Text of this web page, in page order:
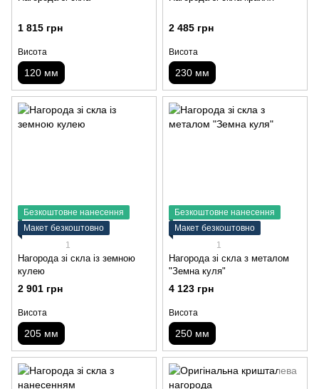
1 815 грн
Висота
120 мм
2 485 грн
Висота
230 мм
Безкоштовне нанесення
Макет безкоштовно
1
Нагорода зі скла із земною
кулею
2 901 грн
Висота
205 мм
Безкоштовне нанесення
Макет безкоштовно
1
Нагорода зі скла з металом
"Земна куля"
4 123 грн
Висота
250 мм